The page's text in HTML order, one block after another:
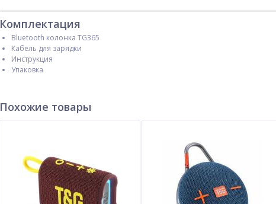
bank, встроенный
аккумулятор, ЗУ 220V
$11.50
Ion аккумулятор, ЗУ Type-C
$6.00
$5.80
Комплектация
Bluetooth колонка TG365
Кабель для зарядки
Инструкция
Упаковка
Похожие товары